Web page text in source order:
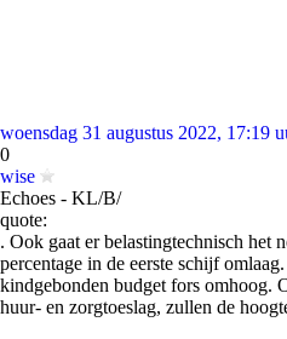
woensdag 31 augustus 2022, 17:19
0
wise
Echoes - KL/B/
quote:
. Ook gaat er belastingtechnisch het
percentage in de eerste schijf
kindgebonden budget fors omhoog.
huur- en zorgtoeslag, zullen de